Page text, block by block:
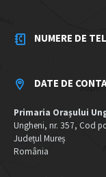
NUMERE DE
DATE DE
Primaria Orașului
Ungheni, nr. 357, Cod
Județul Mureș
România